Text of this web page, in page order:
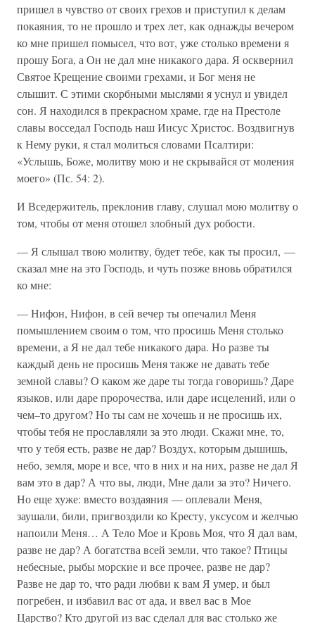
пришел в чувство от своих грехов и приступил к делам
покаяния, то не прошло и трех лет, как однажды вечером
ко мне пришел помысел, что вот, уже столько времени я
прошу Бога, а Он не дал мне никакого дара. Я осквернил
Святое Крещение своими грехами, и Бог меня не
слышит. С этими скорбными мыслями я уснул и увидел
сон. Я находился в прекрасном храме, где на Престоле
славы восседал Господь наш Иисус Христос. Воздвигнув
к Нему руки, я стал молиться словами Псалтири:
«Услышь, Боже, молитву мою и не скрывайся от моления
моего» (Пс. 54: 2).
И Вседержитель, преклонив главу, слушал мою молитву о
том, чтобы от меня отошел злобный дух робости.
— Я слышал твою молитву, будет тебе, как ты просил, —
сказал мне на это Господь, и чуть позже вновь обратился
ко мне:
— Нифон, Нифон, в сей вечер ты опечалил Меня
помышлением своим о том, что просишь Меня столько
времени, а Я не дал тебе никакого дара. Но разве ты
каждый день не просишь Меня также не давать тебе
земной славы? О каком же даре ты тогда говоришь? Даре
языков, или даре пророчества, или даре исцелений, или о
чем–то другом? Но ты сам не хочешь и не просишь их,
чтобы тебя не прославляли за это люди. Скажи мне, то,
что у тебя есть, разве не дар? Воздух, которым дышишь,
небо, земля, море и все, что в них и на них, разве не дал Я
вам это в дар? А что вы, люди, Мне дали за это? Ничего.
Но еще хуже: вместо воздаяния — оплевали Меня,
заушали, били, пригвоздили ко Кресту, уксусом и желчью
напоили Меня… А Тело Мое и Кровь Моя, что Я дал вам,
разве не дар? А богатства всей земли, что такое? Птицы
небесные, рыбы морские и все прочее, разве не дар?
Разве не дар то, что ради любви к вам Я умер, и был
погребен, и избавил вас от ада, и ввел вас в Мое
Царство? Кто другой из вас сделал для вас столько же